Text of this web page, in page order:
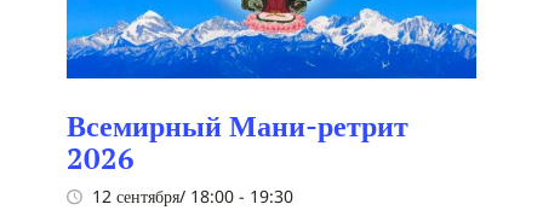
Всемирный Мани-ретрит
2026
12 сентября/ 18:00 - 19:30